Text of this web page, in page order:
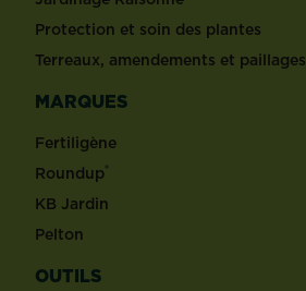
Protection et soin des plantes
Terreaux, amendements et paillages
MARQUES
Fertiligène
Roundup®
KB Jardin
Pelton
OUTILS